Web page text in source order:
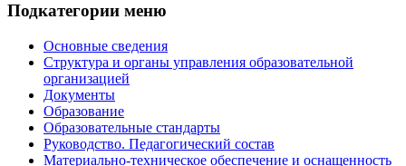
Подкатегории меню
Основные сведения
Структура и органы управления образовательной
организацией
Документы
Образование
Образовательные стандарты
Руководство. Педагогический состав
Материально-техническое обеспечение и оснащенность